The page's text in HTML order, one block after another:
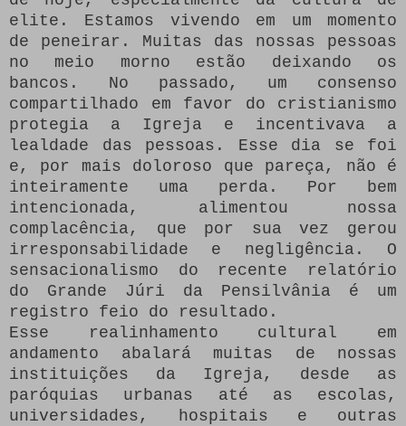
elite.
Estamos vivendo em um momento
de peneirar.
Muitas das nossas pessoas
no meio morno estão deixando os
bancos.
No passado, um consenso
compartilhado em favor do cristianismo
protegia a Igreja e incentivava a
lealdade das pessoas.
Esse dia se foi
e, por mais doloroso que pareça, não é
inteiramente uma perda.
Por bem
intencionada, alimentou nossa
complacência, que por sua vez gerou
irresponsabilidade e negligência.
O
sensacionalismo do recente relatório
do Grande Júri da Pensilvânia é um
registro feio do resultado.
Esse realinhamento cultural em
andamento abalará muitas de nossas
instituições da Igreja, desde as
paróquias urbanas até as escolas,
universidades, hospitais e outras